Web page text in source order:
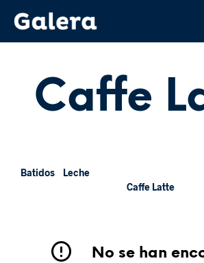
Caffe
Batidos
Leche
Caffe Latte
No se han